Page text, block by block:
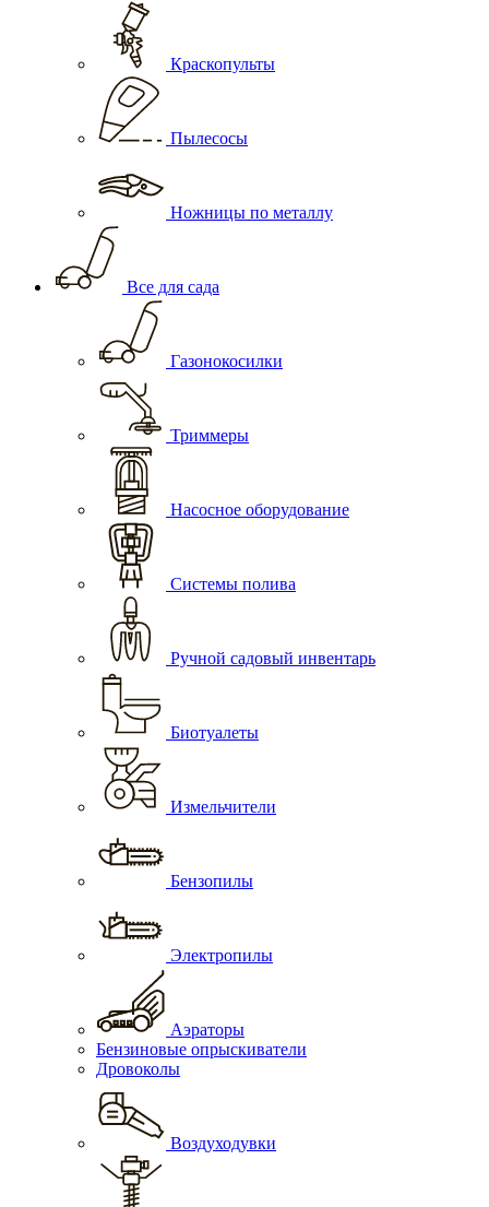
Краскопульты
Пылесосы
Ножницы по металлу
Все для сада
Газонокосилки
Триммеры
Насосное оборудование
Системы полива
Ручной садовый инвентарь
Биотуалеты
Измельчители
Бензопилы
Электропилы
Аэраторы
Бензиновые опрыскиватели
Дровоколы
Воздуходувки